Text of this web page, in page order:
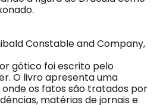
Constable and Company,
gótico foi escrito pelo
O livro apresenta uma
os fatos são tratados por
matérias de jornais e